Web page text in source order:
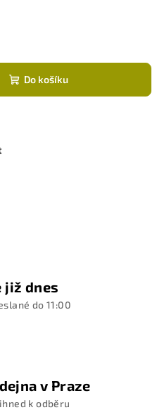
Do košíku
již dnes
do 11:00
v Praze
k odběru